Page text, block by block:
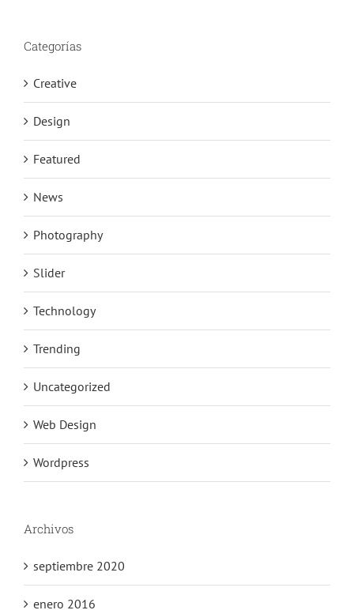
Categorías
Creative
Design
Featured
News
Photography
Slider
Technology
Trending
Uncategorized
Web Design
Wordpress
Archivos
septiembre 2020
enero 2016